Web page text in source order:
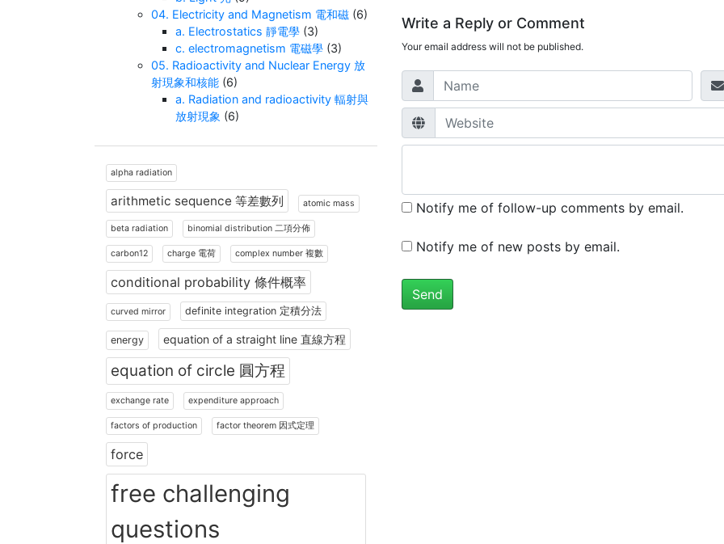
Write a Reply or Comment
Your email address will not be published.
Notify me of follow-up comments by email.
Notify me of new posts by email.
04. Electricity and Magnetism 電和磁 (6)
a. Electrostatics 靜電學 (3)
c. electromagnetism 電磁學 (3)
05. Radioactivity and Nuclear Energy 放
射現象和核能 (6)
a. Radiation and radioactivity 輻射與
放射現象 (6)
alpha radiation
arithmetic sequence 等差數列 atomic mass
beta radiation binomial distribution 二項分佈
carbon12 charge 電荷 complex number 複數
conditional probability 條件概率
curved mirror definite integration 定積分法
energy equation of a straight line 直線方程
equation of circle 圓方程
exchange rate expenditure approach
factors of production factor theorem 因式定理
force
free challenging
questions